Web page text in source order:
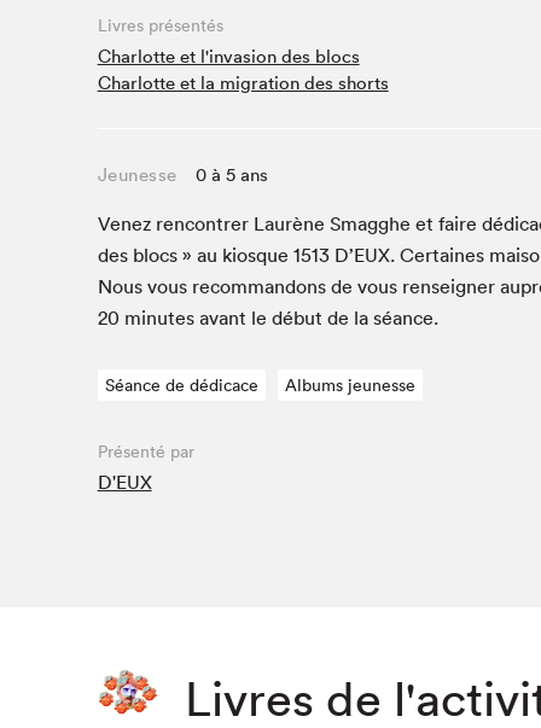
Café La Presse
Espace Côte-des-Neiges
Espace jeunesse présenté par Desjardins
Le grand jeu de lecture à voix haute du Salon du livre
Lettres québécoises au Salon
Louisiane enracinée et branchée
Mur des illustrateur·rice·s
Zone Manga
Livres présentés
Charlotte et l'invasion des blocs
Charlotte et la migration des shorts
Jeunesse 0 à 5 ans
Venez ren­con­tr­er Lau­rène Smag­ghe et faire
des blocs » au kiosque 1513D’EUX. Cer­taines
Nous vous recom­man­dons de vous ren­seign­er
20 min­utes avant le début de la séance.
Séance de dédicace Albums jeunesse
Présenté par
D'EUX
Livres de